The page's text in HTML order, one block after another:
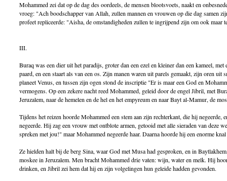
Mohammed zei dat op de dag des oordeels, de mensen blootsvoets, naakt en
vroeg: "Ach boodschapper van Allah, zullen mannen en vrouwen op die dag samen
profeet repliceerde: "Aisha, de omstandigheden zullen te ingrijpend zijn om ook maar
III.
Buraq was een dier uit het paradijs, groter dan een ezel en kleiner dan een kameel, met
paard, en een staart als van een os. Zijn manen waren uit parels gemaakt, zijn oren uit
planeet Venus, en tussen zijn ogen stond de inscriptie "Er is maar een God en
vermogens. Op een zekere nacht reed Mohammed, geleid door de engel Jibril, met
Jeruzalem, naar de hemelen en de hel en het empyreum en naar Bayt al-Mamur, de
Tijdens het reizen hoorde Mohammed een stem aan zijn rechterkant, die hij negeerde,
negeerde. Hij zag een vrouw met ontblote armen, getooid met alle sieraden van deze
spreken met jou!" maar Mohammed negeerde haar. Daarna hoorde hij een enorme
Ze hielden halt bij de berg Sina, waar God met Musa had gesproken, en in
moskee in Jeruzalem. Men bracht Mohammed drie vaten: wijn, water en melk. Hij
drinken, en Jibril zei hem dat hij en zijn volgelingen hun geleide hadden gevonden.